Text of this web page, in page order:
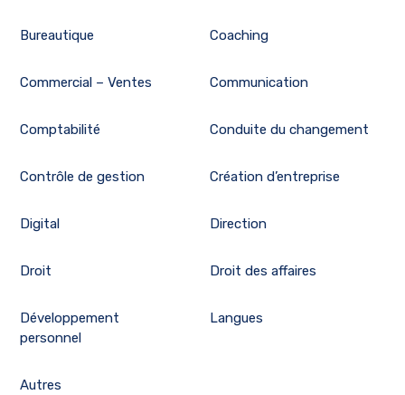
Bureautique Coaching
Commercial – Ventes Communication
Comptabilité Conduite du changement
Contrôle de gestion Création d’entreprise
Digital Direction
Droit Droit des affaires
Développement
personnel
Langues
Autres